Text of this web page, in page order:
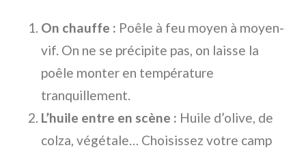
On chauffe : Poêle à feu moyen à moyen-
vif. On ne se précipite pas, on laisse la
poêle monter en température
tranquillement.
L’huile entre en scène : Huile d’olive, de
colza, végétale… Choisissez votre camp